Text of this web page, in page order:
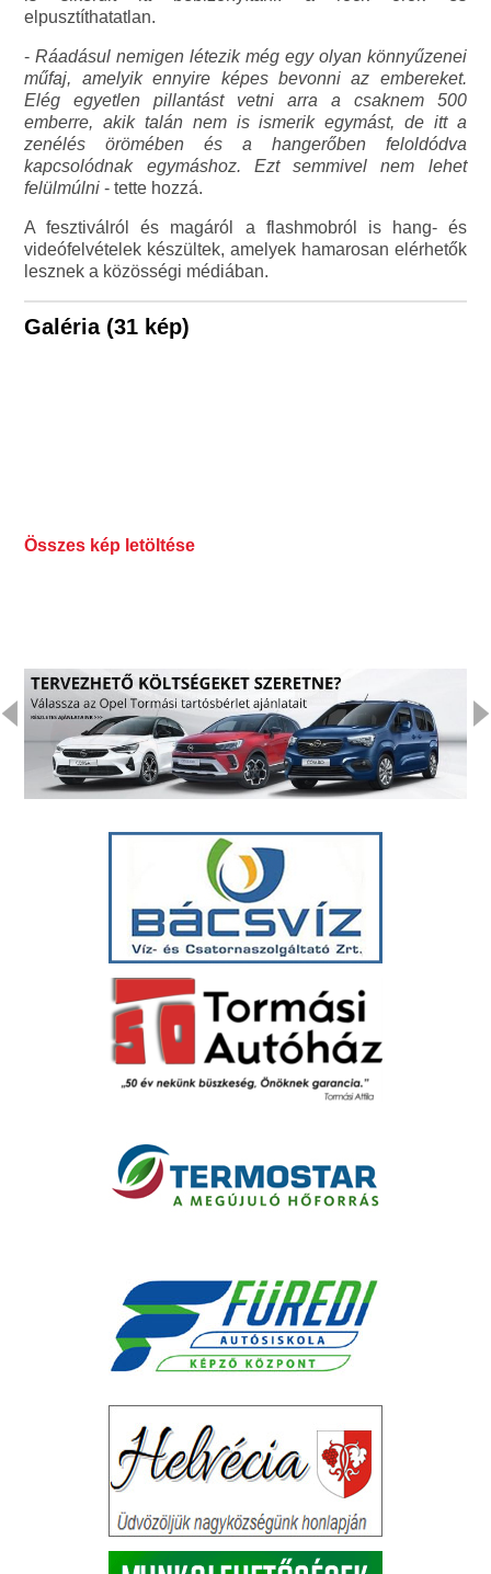
elpusztíthatatlan.
-Ráadásul nemigen létezik még egy olyan könnyűzenei
műfaj, amelyik ennyire képes bevonni az embereket.
Elég egyetlen pillantást vetni arra a csaknem 500
emberre, akik talán nem is ismerik egymást, de itt a
zenélés örömében és a hangerőben feloldódva
kapcsolódnak egymáshoz. Ezt semmivel nem lehet
felülmúlni - tette hozzá.
A fesztiválról és magáról a flashmobról is hang- és
videófelvételek készültek, amelyek hamarosan elérhetők
lesznek a közösségi médiában.
Galéria (31 kép)
Összes kép letöltése